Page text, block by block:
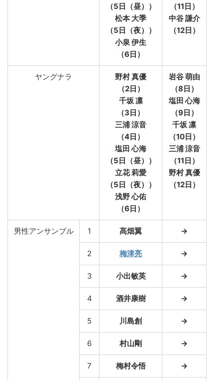
（5日（昼））
松本 大季
（5日（夜））
小泉 伊生
（6日）
（11日）
中谷 謙介
（12日）
ヤングナラ
野村 真優
（2日）
千坂 凛
（3日）
三浦 涼音
（4日）
塩田 心海
（5日（昼））
立花 莉愛
（5日（夜））
浅野 心佑
（6日）
岩谷 萌由
（8日）
塩田 心海
（9日）
千坂 凛
（10日）
三浦 涼音
（11日）
野村 真優
（12日）
男性アンサンブル 1 髙畑翼 →
2 梅津亮 →
3 小出敏英 →
4 酒井康樹 →
5 川島創 →
6 村山剛 →
7 梅村令悟 →